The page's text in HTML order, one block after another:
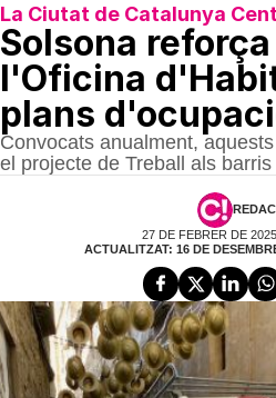
La Ciutat de Catalunya
Solsona
l'Oficina
plans
Convocats anualment,
el projecte de Treball als barris
27 DE FEBRER DE
ACTUALITZAT: 16 DE